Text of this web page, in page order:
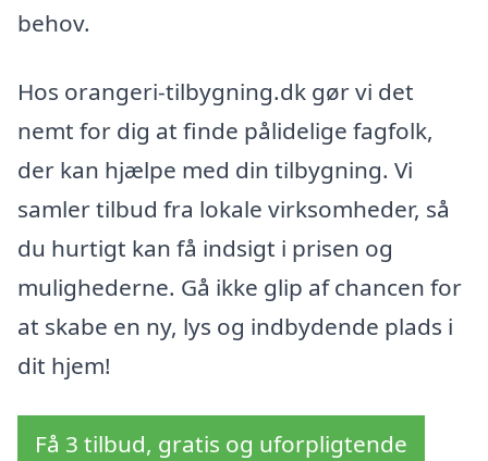
behov.
Hos orangeri-tilbygning.dk gør vi det
nemt for dig at finde pålidelige fagfolk,
der kan hjælpe med din tilbygning. Vi
samler tilbud fra lokale virksomheder, så
du hurtigt kan få indsigt i prisen og
mulighederne. Gå ikke glip af chancen for
at skabe en ny, lys og indbydende plads i
dit hjem!
Få 3 tilbud, gratis og uforpligtende